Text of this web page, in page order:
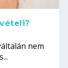
nem